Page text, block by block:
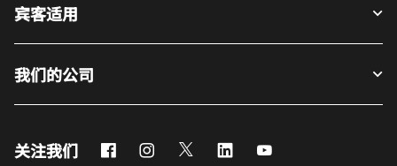
宾客适用
我们的公司
关注我们 FacebookInstagram
Twitter LinkedIn